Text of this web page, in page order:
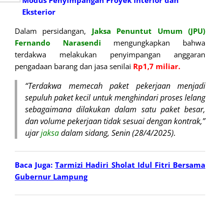
Eksterior
Dalam persidangan, Jaksa Penuntut Umum (JPU)
Fernando Narasendi mengungkapkan bahwa
terdakwa melakukan penyimpangan anggaran
pengadaan barang dan jasa senilai Rp1,7 miliar.
“Terdakwa memecah paket pekerjaan menjadi
sepuluh paket kecil untuk menghindari proses lelang
sebagaimana dilakukan dalam satu paket besar,
dan volume pekerjaan tidak sesuai dengan kontrak,”
ujarjaksadalam sidang, Senin (28/4/2025).
Baca Juga:Tarmizi Hadiri Sholat Idul Fitri Bersama
Gubernur Lampung